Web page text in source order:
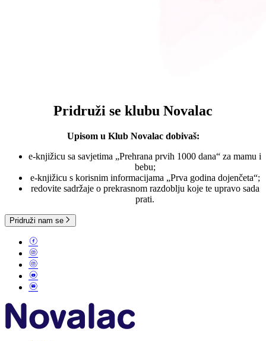
Pridruži se klubu Novalac
Upisom u Klub Novalac dobivaš:
e-knjižicu sa savjetima „Prehrana prvih 1000 dana“ za mamu i
bebu;
e-knjižicu s korisnim informacijama „Prva godina dojenčeta“;
redovite sadržaje o prekrasnom razdoblju koje te upravo sada
prati.
Pridruži nam se